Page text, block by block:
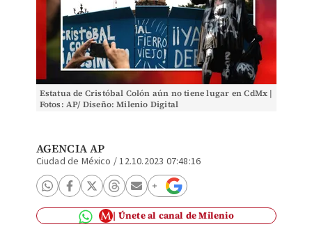
Estatua de Cristóbal Colón aún no tiene lugar en CdMx |
Fotos: AP/ Diseño: Milenio Digital
AGENCIA AP
Ciudad de México /12.10.2023 07:48:16
Únete al canal de Milenio